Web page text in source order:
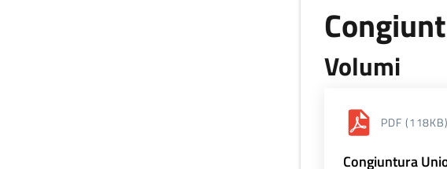
Volumi
PDF (118KB)
Congiuntura